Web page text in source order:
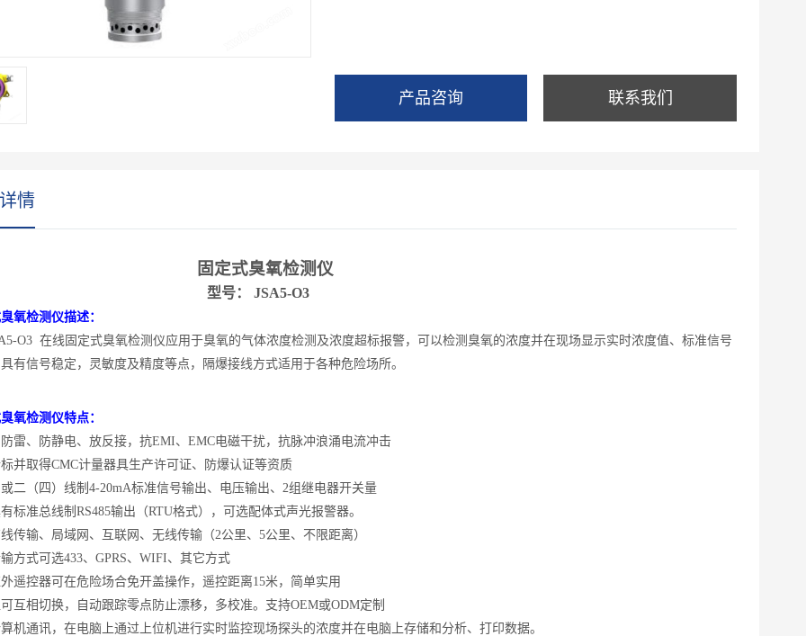
产品咨询 联系我们
情
固定式臭氧检测仪
型号： JSA5-O3
氧检测仪描述：
O3 在线固定式臭氧检测仪应用于臭氧的气体浓度检测及浓度超标报警，可以检测臭氧的浓度并在现场显示实时浓度值、标准信号
有信号稳定，灵敏度及精度等点，隔爆接线方式适用于各种危险场所。
氧检测仪特点：
雷、防静电、放反接，抗EMI、EMC电磁干扰，抗脉冲浪涌电流冲击
并取得CMC计量器具生产许可证、防爆认证等资质
二（四）线制 4-20mA标准信号输出、电压输出、2组继电器开关量
标准总线制 RS485输出（RTU格式），可选配体式声光报警器。
传输、局域网、互联网、无线传输（2公里、5公里、不限距离）
方式可选433、GPRS、WIFI、其它方式
遥控器可在危险场合免开盖操作，遥控距离15米，简单实用
互相切换，自动跟踪零点防止漂移，多校准。支持OEM或ODM定制
机通讯，在电脑上通过上位机进行实时监控现场探头的浓度并在电脑上存储和分析、打印数据。